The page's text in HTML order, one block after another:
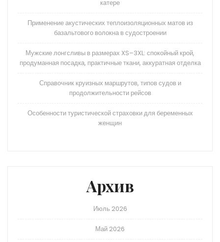
катере
Применение акустических теплоизоляционных матов из
базальтового волокна в судостроении
Мужские лонгсливы в размерах XS–3XL: спокойный крой,
продуманная посадка, практичные ткани, аккуратная отделка
Справочник круизных маршрутов, типов судов и
продолжительности рейсов
Особенности туристической страховки для беременных
женщин
Архив
Июль 2026
Май 2026